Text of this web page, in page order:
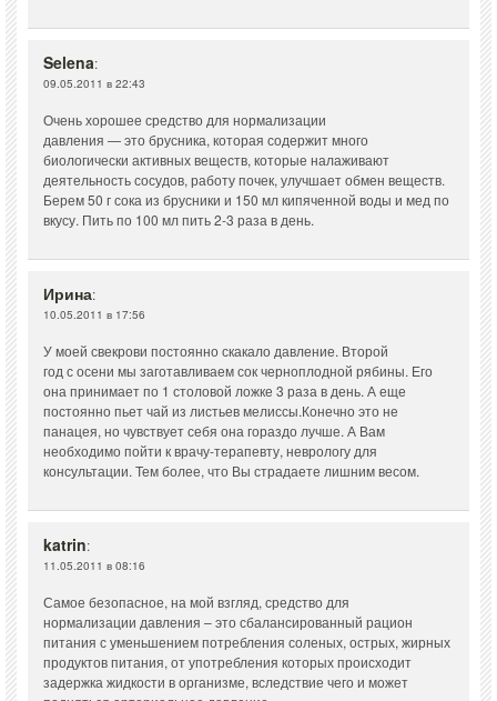
Selena:
09.05.2011 в 22:43
Очень хорошее средство для нормализации
давления — это брусника, которая содержит много
биологически активных веществ, которые налаживают
деятельность сосудов, работу почек, улучшает обмен веществ.
Берем 50 г сока из брусники и 150 мл кипяченной воды и мед по
вкусу. Пить по 100 мл пить 2-3 раза в день.
Ирина:
10.05.2011 в 17:56
У моей свекрови постоянно скакало давление. Второй
год с осени мы заготавливаем сок черноплодной рябины. Его
она принимает по 1 столовой ложке 3 раза в день. А еще
постоянно пьет чай из листьев мелиссы.Конечно это не
панацея, но чувствует себя она гораздо лучше. А Вам
необходимо пойти к врачу-терапевту, неврологу для
консультации. Тем более, что Вы страдаете лишним весом.
katrin:
11.05.2011 в 08:16
Самое безопасное, на мой взгляд, средство для
нормализации давления – это сбалансированный рацион
питания с уменьшением потребления соленых, острых, жирных
продуктов питания, от употребления которых происходит
задержка жидкости в организме, вследствие чего и может